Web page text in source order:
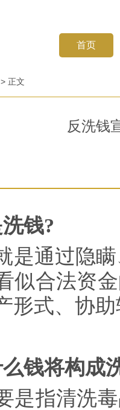
首页
> 正文
反洗钱
钱?
是通过隐
似合法资
形式、协
钱将构成
是指清洗